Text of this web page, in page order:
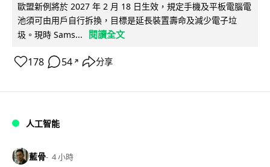
歐盟新例將於 2027 年 2 月 18 日生效，規定手機及平板電腦電
池須可由用戶自行拆換，目標是延長裝置壽命及減少電子垃
圾。現時 Sams...
閱讀全文
178 54 ↗ 分享
人工智能
藍骨 4 小時